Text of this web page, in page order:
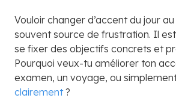
Vouloir changer d’accent du jour
souvent source de frustration. Il
se fixer des objectifs concrets et
Pourquoi veux-tu améliorer ton
examen, un voyage, ou
clairement?